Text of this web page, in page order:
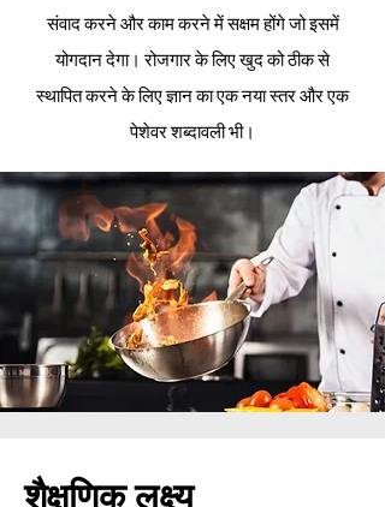
संवाद करने और काम करने में सक्षम होंगे जो इसमें
योगदान देगा। रोजगार के लिए खुद को ठीक से
स्थापित करने के लिए ज्ञान का एक नया स्तर और एक
पेशेवर शब्दावली भी।
शैक्षणिक लक्ष्य